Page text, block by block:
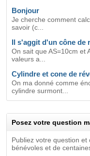
Bonjour
Je cherche comment
savoir (c...
Il s'aggit d'un cône de
On sait que AS=10cm et
valeurs a...
Cylindre et cone de
On ma donné comme
cylindre surmont...
Posez votre question
Publiez votre question
bénévoles et de